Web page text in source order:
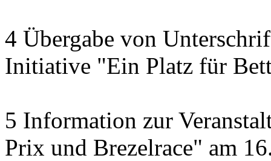
4 Übergabe von
Initiative "Ein Platz für
5 Information zur
Prix und Brezelrace" am